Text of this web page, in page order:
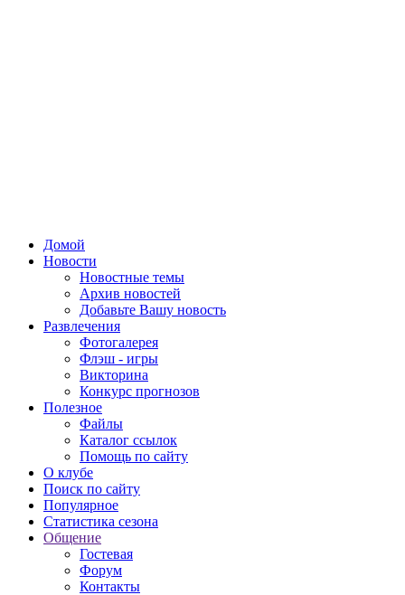
Домой
Новости
Новостные темы
Архив новостей
Добавьте Вашу новость
Развлечения
Фотогалерея
Флэш - игры
Викторина
Конкурс прогнозов
Полезное
Файлы
Каталог ссылок
Помощь по сайту
О клубе
Поиск по сайту
Популярное
Статистика сезона
Общение
Гостевая
Форум
Контакты